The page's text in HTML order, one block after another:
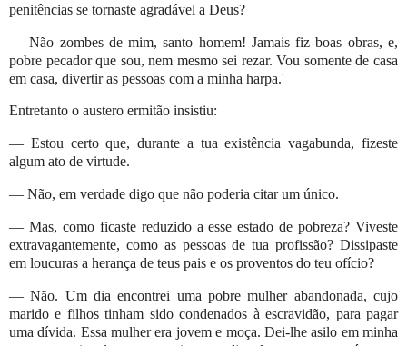
penitências se tornaste agradável a Deus?
— Não zombes de mim, santo homem! Jamais fiz boas obras, e,
pobre pecador que sou, nem mesmo sei rezar. Vou somente de casa
em casa, divertir as pessoas com a minha harpa.'
Entretanto o austero ermitão insistiu:
— Estou certo que, durante a tua existência vagabunda, fizeste
algum ato de virtude.
— Não, em verdade digo que não poderia citar um único.
— Mas, como ficaste reduzido a esse estado de pobreza? Viveste
extravagantemente, como as pessoas de tua profissão? Dissipaste
em loucuras a herança de teus pais e os proventos do teu ofício?
— Não. Um dia encontrei uma pobre mulher abandonada, cujo
marido e filhos tinham sido condenados à escravidão, para pagar
uma dívida. Essa mulher era jovem e moça. Dei-lhe asilo em minha